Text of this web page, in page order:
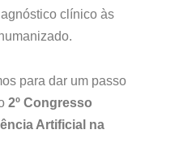
clínico às
para dar um passo
2º Congresso
Artificial na